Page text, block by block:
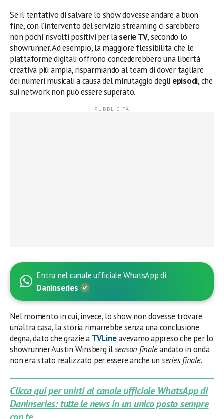
Se il tentativo di salvare lo show dovesse andare a buon
fine, con l’intervento del servizio streaming ci sarebbero
non pochi risvolti positivi per laserie TV, secondo lo
showrunner. Ad esempio, la maggiore flessibilità che le
piattaforme digitali offrono concederebbero una libertà
creativa più ampia, risparmiando al team di dover tagliare
dei numeri musicali a causa del minutaggio degli episodi, che
sui network non può essere superato.
Entra nel canale ufficiale WhatsApp di
Daninseries
Nel momento in cui, invece, lo show non dovesse trovare
un’altra casa, la storia rimarrebbe senza una conclusione
degna, dato che grazie a TVLineavevamo appreso che per lo
showrunner Austin Winsberg ilseason finaleandato in onda
non era stato realizzato per essere anche un series finale.
Clicca qui per unirti al canale ufficiale WhatsApp di
Daninseries: tutte le news in un unico posto sempre
con te.